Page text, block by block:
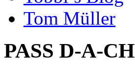
Tom Müller
PASS D-A-CH